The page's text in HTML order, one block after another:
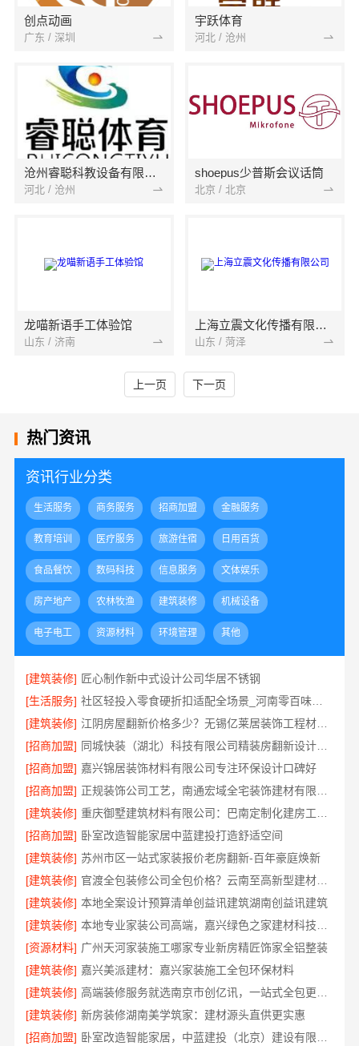
创点动画
广东 / 深圳
宇跃体育
河北 / 沧州
沧州睿聪科教设备有限公司
河北 / 沧州
shoepus少普斯会议话筒
北京 / 北京
龙喵新语手工体验馆
山东 / 济南
上海立震文化传播有限公司
山东 / 菏泽
上一页 下一页
热门资讯
资讯行业分类
生活服务 商务服务 招商加盟 金融服务
教育培训 医疗服务 旅游住宿 日用百货
食品餐饮 数码科技 信息服务 文体娱乐
房产地产 农林牧渔 建筑装修 机械设备
电子电工 资源材料 环境管理 其他
[建筑装修] 匠心制作新中式设计公司华居不锈钢
[生活服务]
社区轻投入零食硬折扣适配全场景_河南零百味供应链有限公司
[建筑装修]
江阴房屋翻新价格多少？无锡亿莱居装饰工程材料有限公司解答
[招商加盟]
同城快装（湖北）科技有限公司精装房翻新设计零增项
[招商加盟] 嘉兴锦居装饰材料有限公司专注环保设计口碑好
[招商加盟]
[建筑装修]
[招商加盟] 卧室改造智能家居中蓝建投打造舒适空间
[建筑装修] 苏州市区一站式家装报价老房翻新-百年豪庭焕新
[建筑装修]
官渡全包装修公司全包价格？云南至高新型建材有限公司
[建筑装修] 本地全案设计预算清单创益讯建筑湖南创益讯建筑
[建筑装修]
[资源材料] 广州天河家装施工哪家专业新房精匠饰家全铝整装
[建筑装修] 嘉兴美派建材：嘉兴家装施工全包环保材料
[建筑装修]
[建筑装修] 新房装修湖南美学筑家：建材源头直供更实惠
[招商加盟]